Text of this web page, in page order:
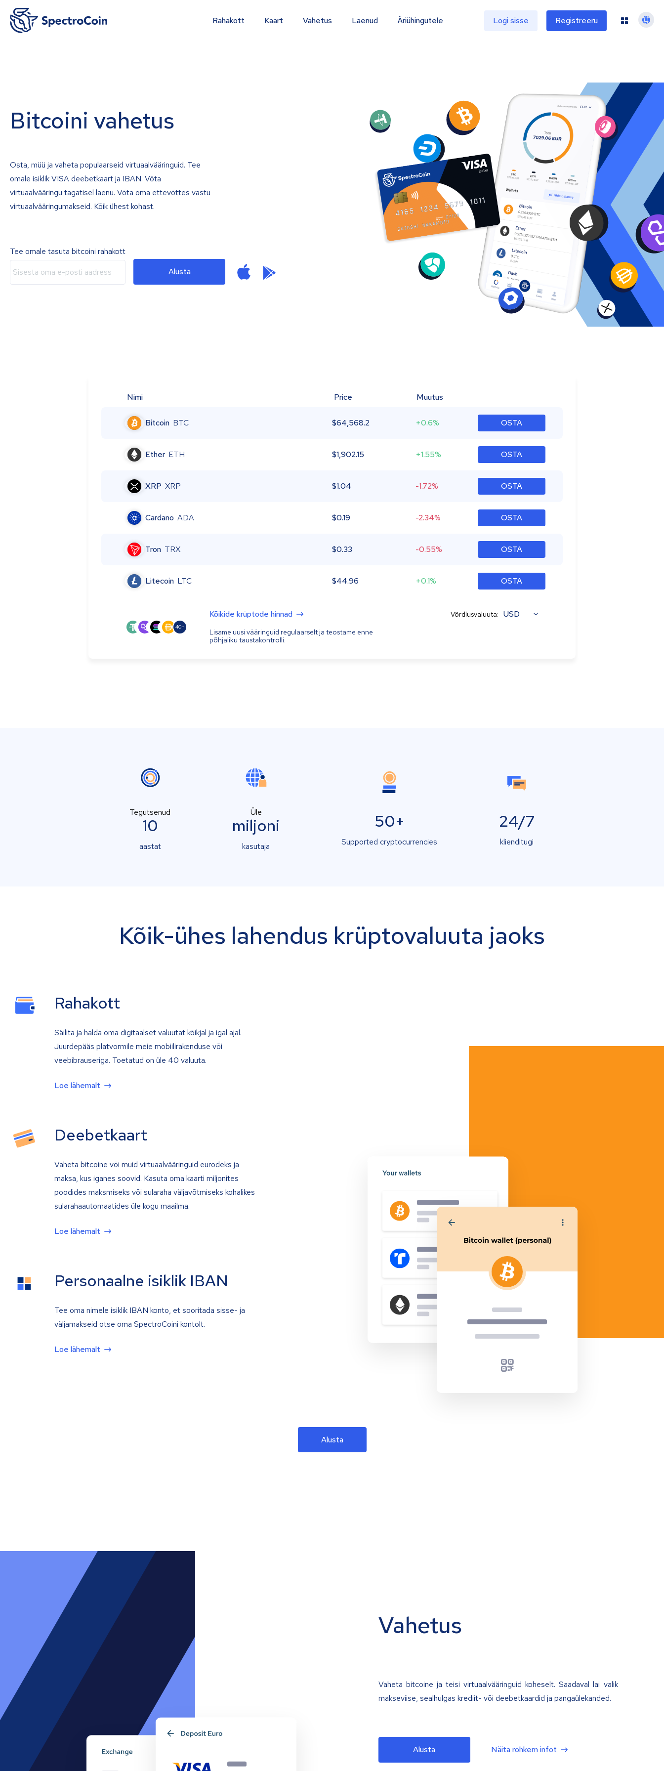
Rahakott Kaart Vahetus Laenud Äriühingutele Logi sisse Registreeru
Bitcoini vahetus
Osta, müü ja vaheta populaarseid virtuaalvääringuid. Tee
omale isiklik VISA deebetkaart ja IBAN. Võta
virtuaalvääringu tagatisel laenu. Võta oma ettevõttes vastu
virtuaalvääringumakseid. Kõik ühest kohast.
Tee omale tasuta bitcoini rahakott
Alusta
Nimi Price Muutus
Bitcoin BTC $64,568.2 +0.6% OSTA
Ether ETH $1,902.15 +1.55% OSTA
XRP XRP $1.04 -1.72% OSTA
Cardano ADA $0.19 -2.34% OSTA
Tron TRX $0.33 -0.55% OSTA
Litecoin LTC $44.96 +0.1% OSTA
40+
Kõikide krüptode hinnad
Lisame uusi vääringuid regulaarselt ja teostame enne
põhjaliku taustakontrolli.
Võrdlusvaluuta: USD
Tegutsenud
10
aastat
Üle
miljoni
kasutaja
50+
Supported cryptocurrencies
24/7
klienditugi
Kõik-ühes lahendus krüptovaluuta jaoks
Rahakott
Säilita ja halda oma digitaalset valuutat kõikjal ja igal ajal.
Juurdepääs platvormile meie mobiilirakenduse või
veebibrauseriga. Toetatud on üle 40 valuuta.
Loe lähemalt
Deebetkaart
Vaheta bitcoine või muid virtuaalvääringuid eurodeks ja
maksa, kus iganes soovid. Kasuta oma kaarti miljonites
poodides maksmiseks või sularaha väljavõtmiseks kohalikes
sularahaautomaatides üle kogu maailma.
Loe lähemalt
Personaalne isiklik IBAN
Tee oma nimele isiklik IBAN konto, et sooritada sisse- ja
väljamakseid otse oma SpectroCoini kontolt.
Loe lähemalt
Alusta
Vahetus
Vaheta bitcoine ja teisi virtuaalvääringuid koheselt. Saadaval lai valik
makseviise, sealhulgas krediit- või deebetkaardid ja pangaülekanded.
Alusta Näita rohkem infot